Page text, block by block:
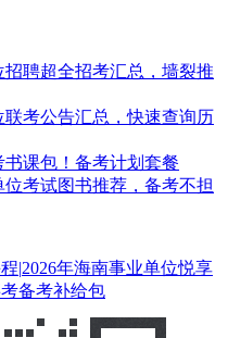
聘超全招考汇总，墙裂推
联考公告汇总，快速查询历
书课包！备考计划套餐
位考试图书推荐，备考不担
|2026年海南事业单位悦享
备考补给包